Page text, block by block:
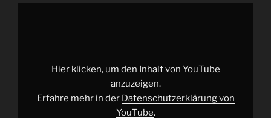
„Warum
#Krafttraining?“
anzeigen
Hier klicken, um den Inhalt von YouTube
anzuzeigen.
Erfahre mehr in der Datenschutzerklärung von
YouTube.